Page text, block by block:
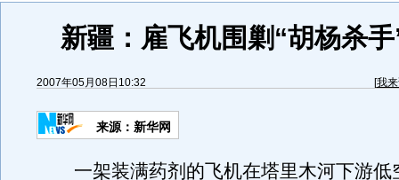
新疆：雇飞机围剿“胡杨杀
2007年05月08日10:32 [我
来源：新华网
一架装满药剂的飞机在塔里木河下游低